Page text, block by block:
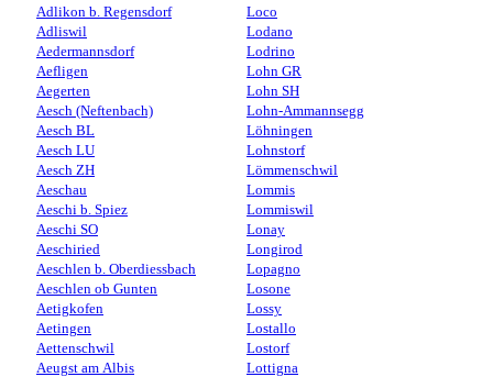
Adlikon b. Regensdorf
Adliswil
Aedermannsdorf
Aefligen
Aegerten
Aesch (Neftenbach)
Aesch BL
Aesch LU
Aesch ZH
Aeschau
Aeschi b. Spiez
Aeschi SO
Aeschiried
Aeschlen b. Oberdiessbach
Aeschlen ob Gunten
Aetigkofen
Aetingen
Aettenschwil
Aeugst am Albis
Loco
Lodano
Lodrino
Lohn GR
Lohn SH
Lohn-Ammannsegg
Löhningen
Lohnstorf
Lömmenschwil
Lommis
Lommiswil
Lonay
Longirod
Lopagno
Losone
Lossy
Lostallo
Lostorf
Lottigna